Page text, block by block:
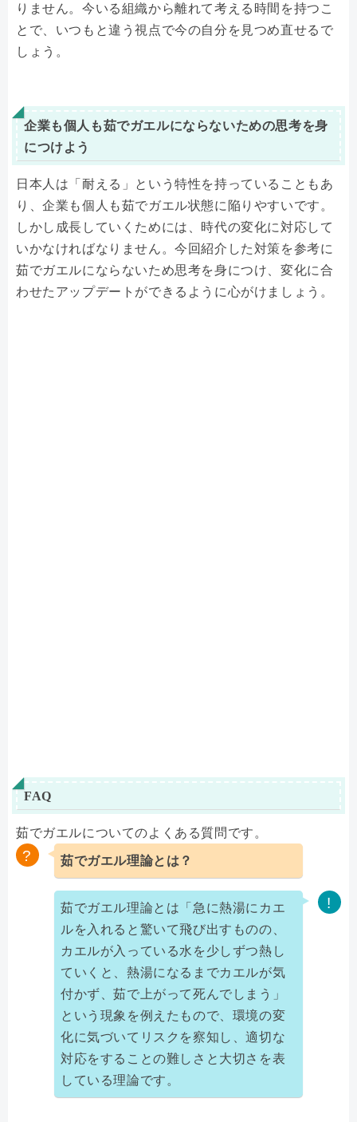
りません。今いる組織から離れて考える時間を持つこ
とで、いつもと違う視点で今の自分を見つめ直せるで
しょう。
企業も個人も茹でガエルにならないための思考を身
につけよう
日本人は「耐える」という特性を持っていることもあ
り、企業も個人も茹でガエル状態に陥りやすいです。
しかし成長していくためには、時代の変化に対応して
いかなければなりません。今回紹介した対策を参考に
茹でガエルにならないため思考を身につけ、変化に合
わせたアップデートができるように心がけましょう。
FAQ
茹でガエルについてのよくある質問です。
茹でガエル理論とは？
茹でガエル理論とは「急に熱湯にカエ
ルを入れると驚いて飛び出すものの、
カエルが入っている水を少しずつ熱し
ていくと、熱湯になるまでカエルが気
付かず、茹で上がって死んでしまう」
という現象を例えたもので、環境の変
化に気づいてリスクを察知し、適切な
対応をすることの難しさと大切さを表
している理論です。